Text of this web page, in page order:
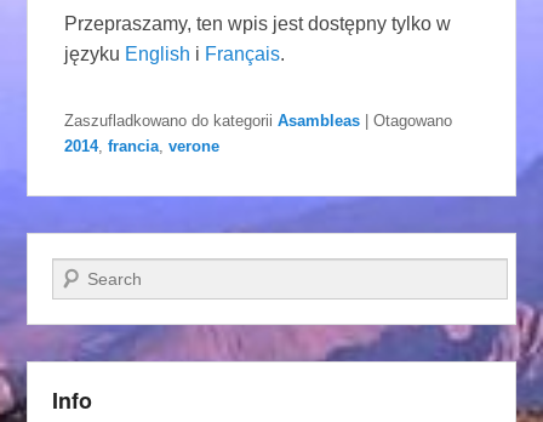
Przepraszamy, ten wpis jest dostępny tylko w
języku English i Français.
Zaszufladkowano do kategorii Asambleas |Otagowano
2014,francia ,verone
Szukaj
Info